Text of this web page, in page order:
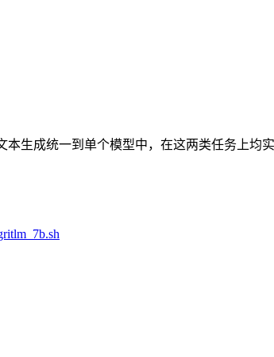
生成统一到单个模型中，在这两类任务上均实